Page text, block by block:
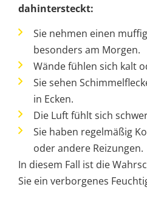
dahintersteckt:
Sie nehmen einen
besonders am Morgen.
Wände fühlen sich kalt
Sie sehen
in Ecken.
Die Luft fühlt sich
Sie haben regelmäßig
oder andere Reizungen.
In diesem Fall ist die
Sie ein verborgenes